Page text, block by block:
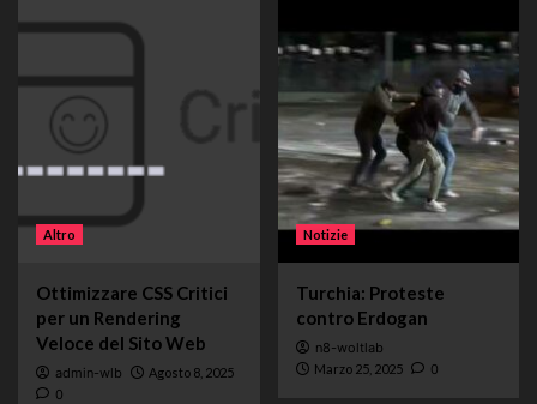
Altro
Ottimizzare CSS Critici
per un Rendering
Veloce del Sito Web
admin-wlb Agosto 8, 2025
0
Notizie
Turchia: Proteste
contro Erdogan
n8-woltlab
Marzo 25, 2025 0